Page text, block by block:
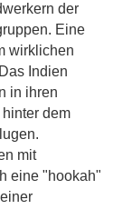
der
Eine
wirklichen
Indien
in ihren
dem
mit
eine "hookah"